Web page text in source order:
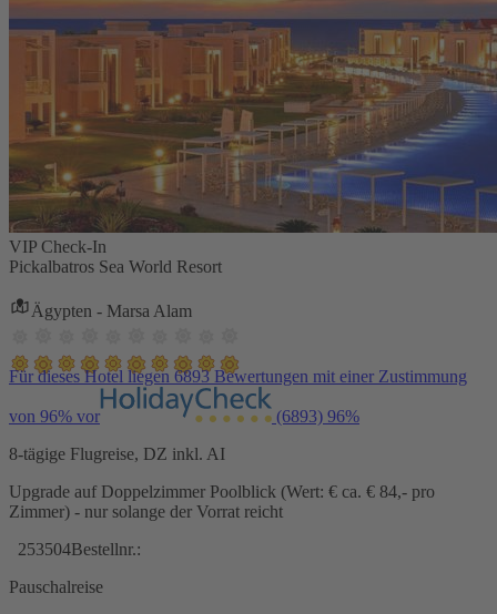
VIP Check-In
Pickalbatros Sea World Resort
Ägypten - Marsa Alam
Für dieses Hotel liegen 6893 Bewertungen mit einer Zustimmung
von 96% vor (6893) 96%
8-tägige Flugreise, DZ inkl. AI
Upgrade auf Doppelzimmer Poolblick (Wert: € ca. € 84,- pro
Zimmer) - nur solange der Vorrat reicht
253504Bestellnr.:
Pauschalreise